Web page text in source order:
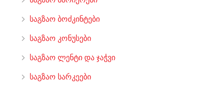
საგზაო ბოძკინტები
საგზაო კონუსები
საგზაო ლენტი და ჯაჭვი
საგზაო სარკეები